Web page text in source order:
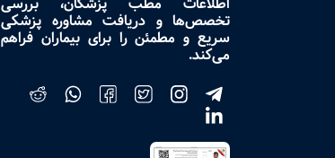
تخصص‌ها و دریافت مشاوره پزشکی
سریع و مطمئن را برای بیماران فراهم
می‌کند.